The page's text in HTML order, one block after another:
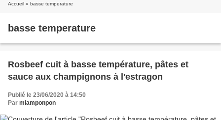
Accueil » basse temperature
basse temperature
Rosbeef cuit à basse température, pâtes et
sauce aux champignons à l'estragon
Publié le 23/06/2020 à 14:50
Par miamponpon